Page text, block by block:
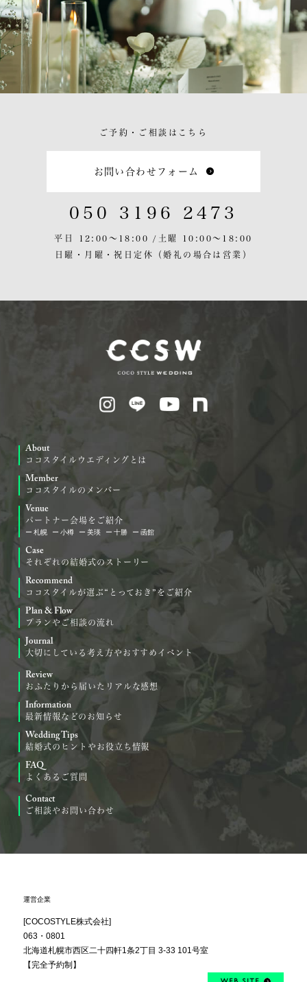
ご予約・ご相談はこちら
お問い合わせフォーム
050 3196 2473
平日 12:00〜18:00 / 土曜 10:00〜18:00
日曜・月曜・祝日定休
（婚礼の場合は営業）
About
ココスタイルウエディングとは
Member
ココスタイルのメンバー
Venue
パートナー会場をご紹介
札幌 小樽 美瑛 十勝 函館
Case
それぞれの結婚式のストーリー
Recommend
ココスタイルが選ぶ“とっておき”をご紹介
Plan & Flow
プランやご相談の流れ
Journal
大切にしている考え方やおすすめイベント
Review
おふたりから届いたリアルな感想
Information
最新情報などのお知らせ
Wedding Tips
結婚式のヒントやお役立ち情報
FAQ
よくあるご質問
Contact
ご相談やお問い合わせ
運営企業
[COCOSTYLE株式会社]
063・0801
北海道札幌市西区二十四軒1条2丁目 3-33 101号室
【完全予約制】